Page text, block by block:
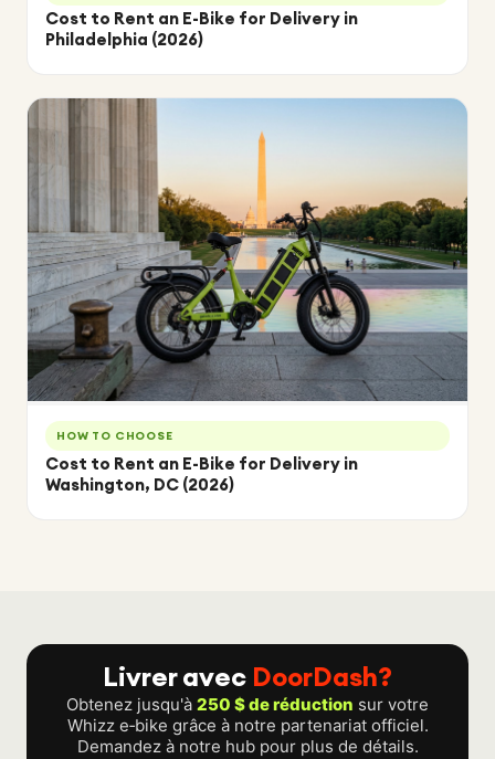
Cost to Rent an E-Bike for Delivery in
Philadelphia (2026)
HOW TO CHOOSE
Cost to Rent an E-Bike for Delivery in
Washington, DC (2026)
Livrer avec DoorDash?
Obtenez jusqu'à 250 $ de réduction sur votre
Whizz e‑bike grâce à notre partenariat officiel.
Demandez à notre hub pour plus de détails.